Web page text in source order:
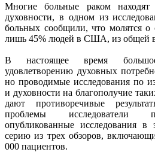
Многие больные раком
духовности, в одном из
больных сообщили, что молятся о
лишь 45% людей в США, из общей
В настоящее время
удовлетворению духовных
но проводимые исследования по
и духовности на благополучие
дают противоречивые
проблемы исследователи
опубликованные исследования в
серию из трех обзоров,
000 пациентов.